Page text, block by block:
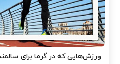
ورزش‌هایی که در گرما برای